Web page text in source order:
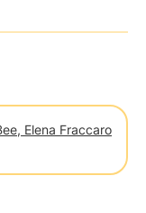
Elena Fraccaro